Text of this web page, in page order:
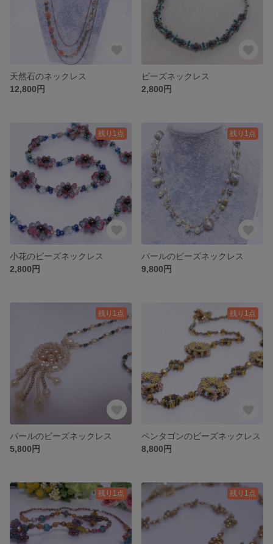
天然石のネックレス
12,800円
ビーズネックレス
2,800円
残り1点
小花のビーズネックレス
2,800円
残り1点
パールのビーズネックレス
9,800円
残り1点
パールのビーズネックレス
5,800円
残り1点
ペンタゴンのビーズネックレス
8,800円
残り1点 残り1点